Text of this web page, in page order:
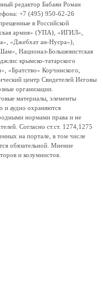
редактор Бабаян Роман
+7 (495) 950-62-26
в Российской
армия» (УПА), «ИГИЛ»,
«Джебхат ан-Нусра»),
Национал-Большевистская
крымско-татарского
«Братство» Корчинского,
центр Свидетелей Иеговы
организации.
материалы, элементы
и аудио охраняются
нормами права и не
Согласно ст.ст. 1274,1275
на портале, в том числе
обязательной. Мнение
и колумнистов.